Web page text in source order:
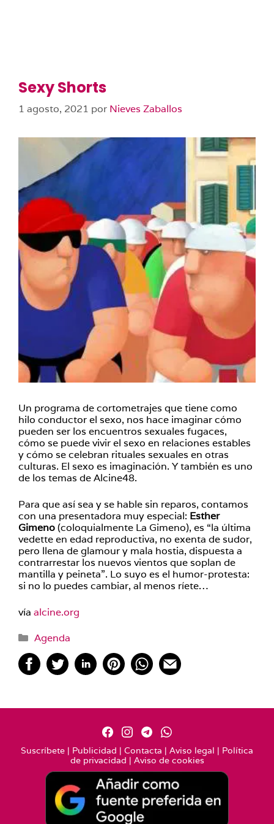
Sexy Shorts
1 agosto, 2021 por Nieves Zaballos
Un programa de cortometrajes que tiene como
hilo conductor el sexo, nos hace imaginar cómo
pueden ser los encuentros sexuales fugaces,
cómo se puede vivir el sexo en relaciones estables
y cómo se celebran rituales sexuales en otras
culturas. El sexo es imaginación. Y también es uno
de los temas de Alcine48.
Para que así sea y se hable sin reparos, contamos
con una presentadora muy especial: Esther
Gimeno(coloquialmente La Gimeno), es “la última
vedette en edad reproductiva, no exenta de sudor,
pero llena de glamour y mala hostia, dispuesta a
contrarrestar los nuevos vientos que soplan de
mantilla y peineta”. Lo suyo es el humor-protesta:
si no lo puedes cambiar, al menos ríete…
vía alcine.org
Categorías
Agenda
Suscríbete | Publicidad | Contacta | Aviso legal | Política
de privacidad | Aviso de cookies